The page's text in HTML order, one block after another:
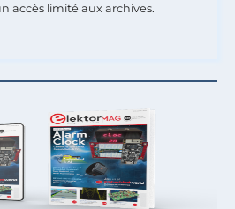
accès limité aux archives.